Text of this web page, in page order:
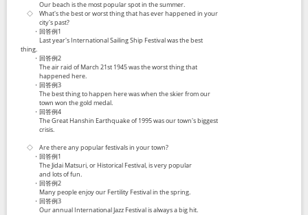
Our beach is the most popular spot in the summer.
◇ What's the best or worst thing that has ever happened in your
city's past?
・回答例1
Last year's International Sailing Ship Festival was the best
thing.
・回答例2
The air raid of March 21st 1945 was the worst thing that
happened here.
・回答例3
The best thing to happen here was when the skier from our
town won the gold medal.
・回答例4
The Great Hanshin Earthquake of 1995 was our town's biggest
crisis.
◇ Are there any popular festivals in your town?
・回答例1
The Jidai Matsuri, or Historical Festival, is very popular
and lots of fun.
・回答例2
Many people enjoy our Fertility Festival in the spring.
・回答例3
Our annual International Jazz Festival is always a big hit.